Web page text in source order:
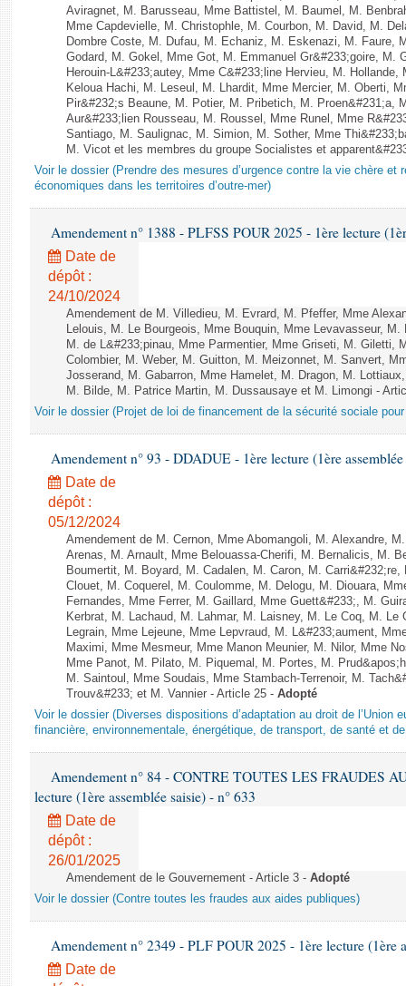
Aviragnet, M. Barusseau, Mme Battistel, M. Baumel, M.
Mme Capdevielle, M. Christophle, M. Courbon, M. David, M.
Dombre Coste, M. Dufau, M. Echaniz, M. Eskenazi, M. Faure,
Godard, M. Gokel, Mme Got, M. Emmanuel Gr&#233;goire, M.
Herouin-L&#233;autey, Mme C&#233;line Hervieu, M.
Keloua Hachi, M. Leseul, M. Lhardit, Mme Mercier, M. Oberti,
Pir&#232;s Beaune, M. Potier, M. Pribetich, M. Proen&#231;a,
Aur&#233;lien Rousseau, M. Roussel, Mme Runel, Mme
Santiago, M. Saulignac, M. Simion, M. Sother, Mme
M. Vicot et les membres du groupe Socialistes et
Voir le dossier (Prendre des mesures d’urgence contre la vie chère et
économiques dans les territoires d’outre-mer)
Amendement n° 1388 - PLFSS POUR 2025 - 1ère lecture
Date de
dépôt :
24/10/2024
Amendement de M. Villedieu, M. Evrard, M. Pfeffer, Mme
Lelouis, M. Le Bourgeois, Mme Bouquin, Mme Levavasseur,
M. de L&#233;pinau, Mme Parmentier, Mme Griseti, M. Giletti,
Colombier, M. Weber, M. Guitton, M. Meizonnet, M. Sanvert,
Josserand, M. Gabarron, Mme Hamelet, M. Dragon, M.
M. Bilde, M. Patrice Martin, M. Dussausaye et M. Limongi -
Voir le dossier (Projet de loi de financement de la sécurité sociale pour
Amendement n° 93 - DDADUE - 1ère lecture (1ère
Date de
dépôt :
05/12/2024
Amendement de M. Cernon, Mme Abomangoli, M. Alexandre,
Arenas, M. Arnault, Mme Belouassa-Cherifi, M. Bernalicis, M.
Boumertit, M. Boyard, M. Cadalen, M. Caron, M.
Clouet, M. Coquerel, M. Coulomme, M. Delogu, M. Diouara,
Fernandes, Mme Ferrer, M. Gaillard, Mme Guett&#233;, M.
Kerbrat, M. Lachaud, M. Lahmar, M. Laisney, M. Le Coq, M. Le
Legrain, Mme Lejeune, Mme Lepvraud, M. L&#233;aument,
Maximi, Mme Mesmeur, Mme Manon Meunier, M. Nilor, Mme
Mme Panot, M. Pilato, M. Piquemal, M. Portes, M.
M. Saintoul, Mme Soudais, Mme Stambach-Terrenoir, M.
Trouv&#233; et M. Vannier - Article 25 - Adopté
Voir le dossier (Diverses dispositions d’adaptation au droit de l’Union
financière, environnementale, énergétique, de transport, de santé et
Amendement n° 84 - CONTRE TOUTES LES FRAUDES
lecture (1ère assemblée saisie) - n° 633
Date de
dépôt :
26/01/2025
Amendement de le Gouvernement - Article 3 - Adopté
Voir le dossier (Contre toutes les fraudes aux aides publiques)
Amendement n° 2349 - PLF POUR 2025 - 1ère lecture (1ère
Date de